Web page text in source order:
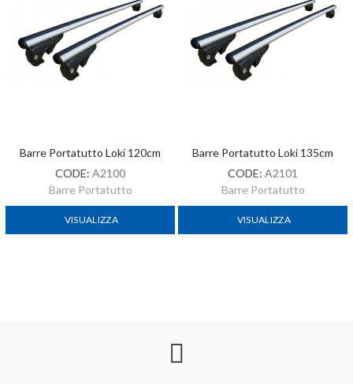
Barre Portatutto Loki 120cm
CODE: A2100
Barre Portatutto
VISUALIZZA
Barre Portatutto Loki 135cm
CODE: A2101
Barre Portatutto
VISUALIZZA